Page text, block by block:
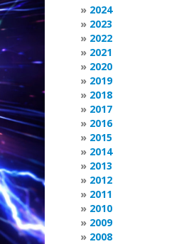
2024
2023
2022
2021
2020
2019
2018
2017
2016
2015
2014
2013
2012
2011
2010
2009
2008